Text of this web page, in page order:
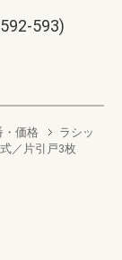
593)
価格
ラシッ
／片引戸3枚